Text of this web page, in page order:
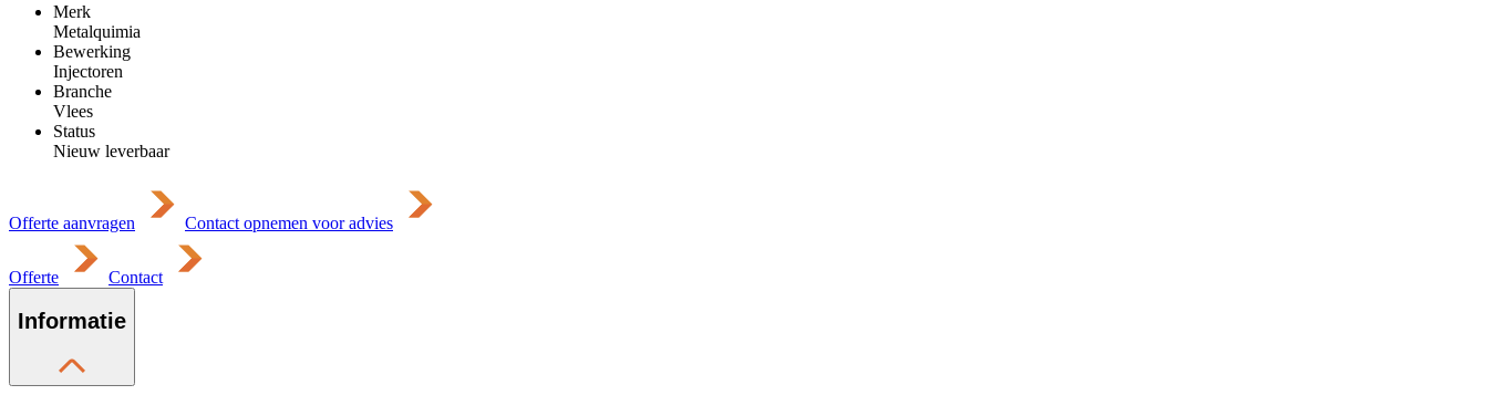
Merk
Metalquimia
Bewerking
Injectoren
Branche
Vlees
Status
Nieuw leverbaar
Offerte aanvragen Contact opnemen voor advies
Offerte Contact
Informatie